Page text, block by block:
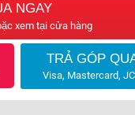
NGAY
xem tại cửa hàng
TRẢ GÓP
Visa, Mastercard,